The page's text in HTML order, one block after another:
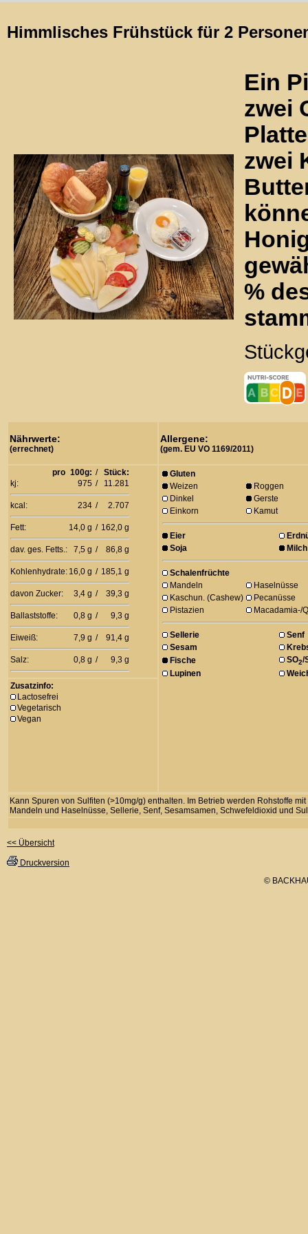
Himmlisches Frühstück für 2
Ein
zwei
zwei
%
Nährwerte:
(errechnet)
Allergene:
(gem. EU VO 1169/2011)
pro 100g: / Stück:
kj:
975 / 11.281
kcal: 234 / 2.707
Fett: 14,0 g / 162,0 g
dav. ges. Fetts.: 7,5 g / 86,8 g
Kohlenhydrate: 16,0 g / 185,1 g
davon Zucker: 3,4 g / 39,3 g
Ballaststoffe: 0,8 g / 9,3 g
Eiweiß: 7,9 g / 91,4 g
Salz: 0,8 g / 9,3 g
Gluten
Weizen
Roggen
Dinkel
Gerste
Einkorn
Kamut
Eier
Soja
Milch
Schalenfrüchte
Mandeln
Haselnüsse
Kaschun. (Cashew)
Pecanüsse
Pistazien
Macadamia-/
Sellerie
Senf
Sesam
Fische
SO2/
Lupinen
Zusatzinfo:
Lactosefrei
Vegetarisch
Vegan
Kann Spuren von Sulfiten (>10mg/g) enthalten. Im Betrieb werden Rohstoffe
Mandeln und Haselnüsse, Sellerie, Senf, Sesamsamen, Schwefeldioxid und
<< Übersicht
Druckversion
©